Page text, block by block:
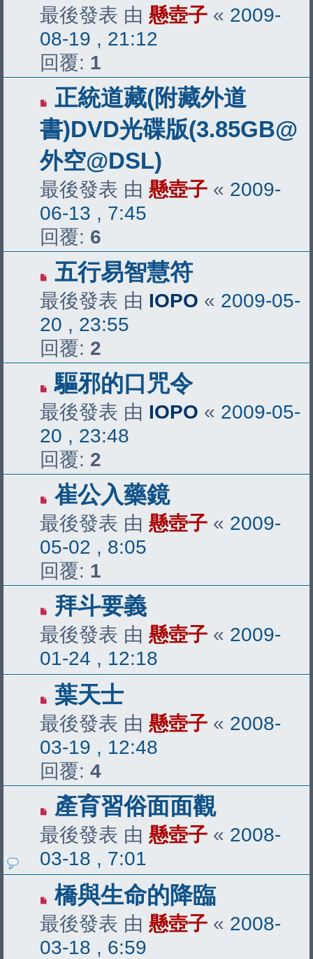
最後發表 由 懸壺子 « 2009-
08-19 , 21:12
回覆: 1
正統道藏(附藏外道
書)DVD光碟版(3.85GB@
外空@DSL)
最後發表 由 懸壺子 « 2009-
06-13 , 7:45
回覆: 6
五行易智慧符
最後發表 由 IOPO « 2009-05-
20 , 23:55
回覆: 2
驅邪的口咒令
最後發表 由 IOPO « 2009-05-
20 , 23:48
回覆: 2
崔公入藥鏡
最後發表 由 懸壺子 « 2009-
05-02 , 8:05
回覆: 1
拜斗要義
最後發表 由 懸壺子 « 2009-
01-24 , 12:18
葉天士
最後發表 由 懸壺子 « 2008-
03-19 , 12:48
回覆: 4
產育習俗面面觀
最後發表 由 懸壺子 « 2008-
03-18 , 7:01
橋與生命的降臨
最後發表 由 懸壺子 « 2008-
03-18 , 6:59